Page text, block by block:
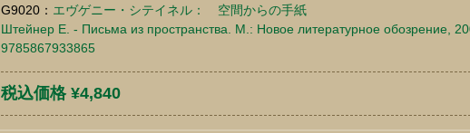
G9020： エヴゲニー・シテイネル： 空間からの手紙
Штейнер Е. - Письма из пространства. М.: Новое литературное обозрение,
9785867933865
税込価格 ¥4,840